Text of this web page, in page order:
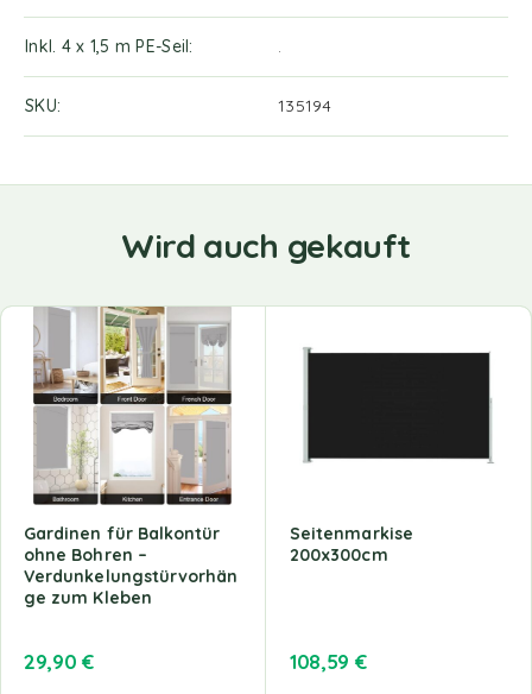
Inkl. 4 x 1,5 m PE-Seil .
SKU 135194
Wird auch gekauft
Gardinen für Balkontür
ohne Bohren –
Verdunkelungstürvorhän
ge zum Kleben
29,90 €
Seitenmarkise
200x300cm
108,59 €